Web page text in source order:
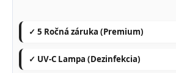
✓ 5 Ročná záruka (Premium)
✓ UV-C Lampa (Dezinfekcia)